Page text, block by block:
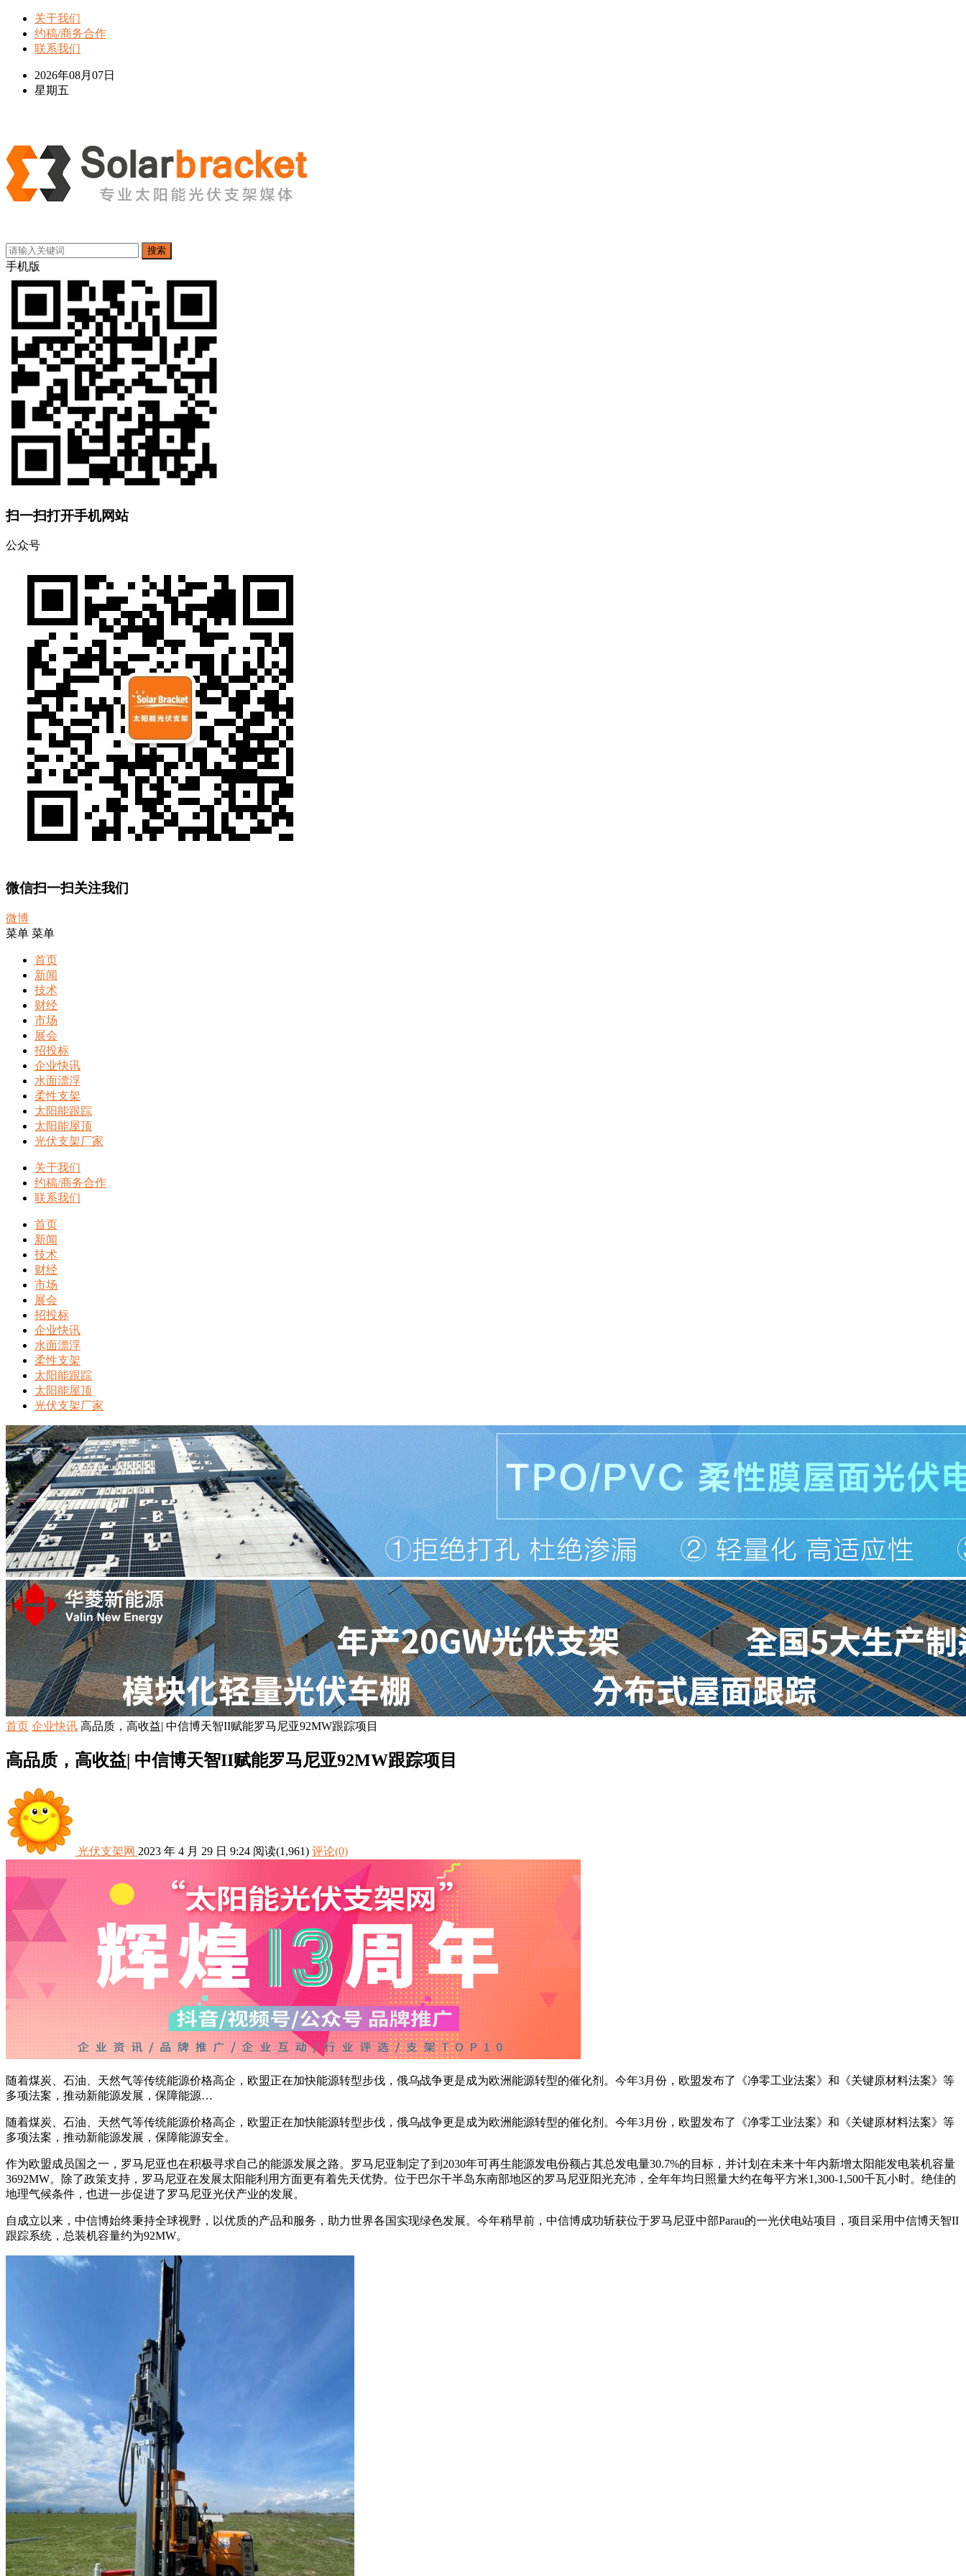
关于我们
约稿/商务合作
联系我们
2026年08月07日
星期五
搜索
手机版
扫一扫打开手机网站
公众号
微信扫一扫关注我们
微博
菜单 菜单
首页
新闻
技术
财经
市场
展会
招投标
企业快讯
水面漂浮
柔性支架
太阳能跟踪
太阳能屋顶
光伏支架厂家
关于我们
约稿/商务合作
联系我们
首页
新闻
技术
财经
市场
展会
招投标
企业快讯
水面漂浮
柔性支架
太阳能跟踪
太阳能屋顶
光伏支架厂家
首页 企业快讯 高品质，高收益| 中信博天智II赋能罗马尼亚92MW跟踪项目
高品质，高收益| 中信博天智II赋能罗马尼亚92MW跟踪项目
光伏支架网 2023 年 4 月 29 日 9:24 阅读(1,961) 评论(0)
随着煤炭、石油、天然气等传统能源价格高企，欧盟正在加快能源转型步伐，俄乌战争更是成为欧洲能源转型的催化剂。今年3月份，欧盟发布了《净零工业法案》和《关键原材料法案》等
多项法案，推动新能源发展，保障能源…
随着煤炭、石油、天然气等传统能源价格高企，欧盟正在加快能源转型步伐，俄乌战争更是成为欧洲能源转型的催化剂。今年3月份，欧盟发布了《净零工业法案》和《关键原材料法案》等
多项法案，推动新能源发展，保障能源安全。
作为欧盟成员国之一，罗马尼亚也在积极寻求自己的能源发展之路。罗马尼亚制定了到2030年可再生能源发电份额占其总发电量30.7%的目标，并计划在未来十年内新增太阳能发电装机容量
3692MW。除了政策支持，罗马尼亚在发展太阳能利用方面更有着先天优势。位于巴尔干半岛东南部地区的罗马尼亚阳光充沛，全年年均日照量大约在每平方米1,300-1,500千瓦小时。绝佳的
地理气候条件，也进一步促进了罗马尼亚光伏产业的发展。
自成立以来，中信博始终秉持全球视野，以优质的产品和服务，助力世界各国实现绿色发展。今年稍早前，中信博成功斩获位于罗马尼亚中部Parau的一光伏电站项目，项目采用中信博天智II
跟踪系统，总装机容量约为92MW。